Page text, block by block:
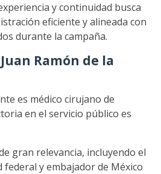
y continuidad busca
eficiente y alineada con
durante la campaña.
Ramón de la
es médico cirujano de
en el servicio público es
gran relevancia, incluyendo el
federal y embajador de México